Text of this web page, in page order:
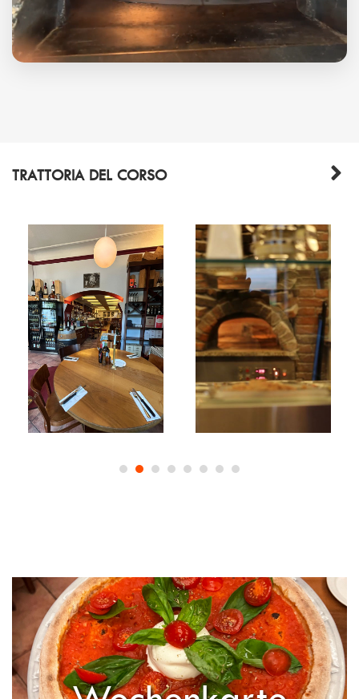
TRATTORIA DEL CORSO
1 2 3 4 5 6 7 8